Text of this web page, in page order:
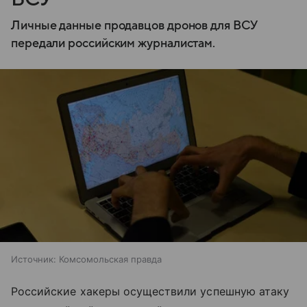
Личные данные продавцов дронов для ВСУ
передали российским журналистам.
Источник: Комсомольская правда
Российские хакеры осуществили успешную атаку